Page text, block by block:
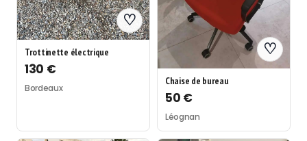
♡
Trottinette électrique
130 €
Bordeaux
♡
Chaise de bureau
50 €
Léognan